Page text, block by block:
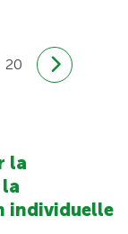
20
la
individuelle